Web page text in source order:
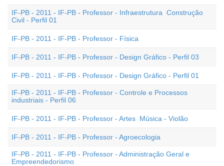
IF-PB - 2011 - IF-PB - Professor - Infraestrutura  Construção
Civil - Perfil 01
IF-PB - 2011 - IF-PB - Professor - Física
IF-PB - 2011 - IF-PB - Professor - Design Gráfico - Perfil 03
IF-PB - 2011 - IF-PB - Professor - Design Gráfico - Perfil 01
IF-PB - 2011 - IF-PB - Professor - Controle e Processos
industriais - Perfil 06
IF-PB - 2011 - IF-PB - Professor - Artes  Música - Violão
IF-PB - 2011 - IF-PB - Professor - Agroecologia
IF-PB - 2011 - IF-PB - Professor - Administração Geral e
Empreendedorismo